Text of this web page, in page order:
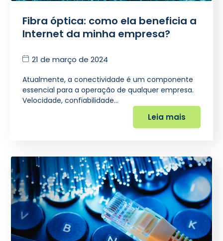
Fibra óptica: como ela beneficia a
Internet da minha empresa?
21 de março de 2024
Atualmente, a conectividade é um componente
essencial para a operação de qualquer empresa.
Velocidade, confiabilidade…
Leia mais